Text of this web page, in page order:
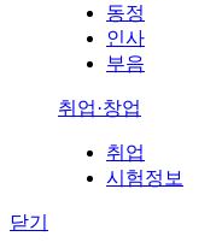
동정
인사
부음
취업·창업
취업
시험정보
닫기